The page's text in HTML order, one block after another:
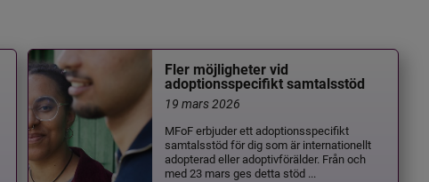
Fler möjligheter vid
adoptionsspecifikt samtalsstöd
19 mars 2026
MFoF erbjuder ett adoptionsspecifikt
samtalsstöd för dig som är internationellt
adopterad eller adoptivförälder. Från och
med 23 mars ges detta stöd ...